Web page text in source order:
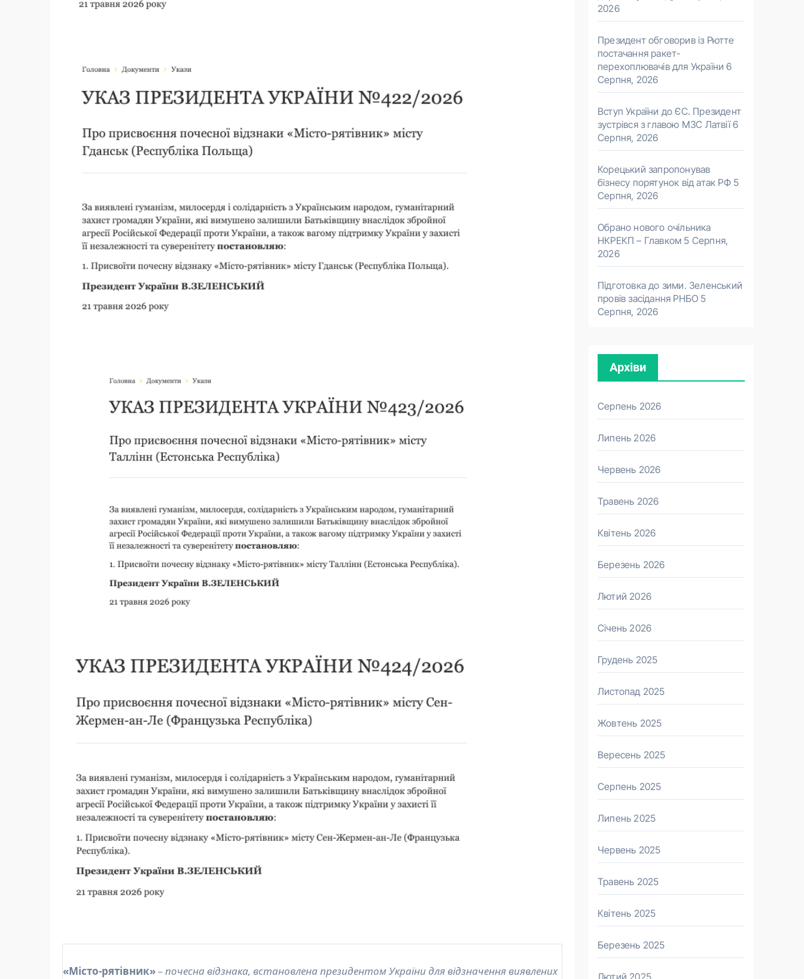
«Місто-рятівник»– почесна відзнака, встановлена президентом України для відзначення виявлених
2026
Президент обговорив із Рютте
постачання ракет-
перехоплювачів для України 6
Серпня, 2026
Вступ України до ЄС. Президент
зустрівся з главою МЗС Латвії 6
Серпня, 2026
Корецький запропонував
бізнесу порятунок від атак РФ 5
Серпня, 2026
Обрано нового очільника
НКРЕКП – Главком 5 Серпня,
2026
Підготовка до зими. Зеленський
провів засідання РНБО 5
Серпня, 2026
Архіви
Серпень 2026
Липень 2026
Червень 2026
Травень 2026
Квітень 2026
Березень 2026
Лютий 2026
Січень 2026
Грудень 2025
Листопад 2025
Жовтень 2025
Вересень 2025
Серпень 2025
Липень 2025
Червень 2025
Травень 2025
Квітень 2025
Березень 2025
Лютий 2025